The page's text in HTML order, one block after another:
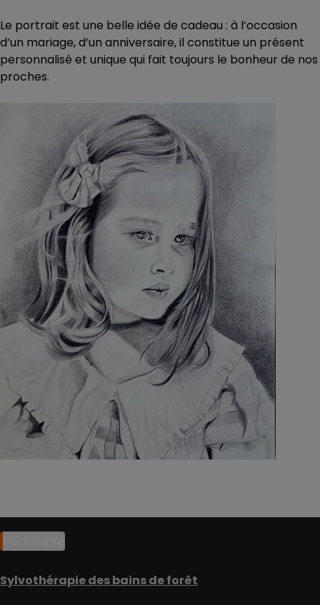
Le portrait est une belle idée de cadeau : à l’occasion
d’un mariage, d’un anniversaire, il constitue un présent
personnalisé et unique qui fait toujours le bonheur de nos
proches.
Sylvothérapie des bains de forêt